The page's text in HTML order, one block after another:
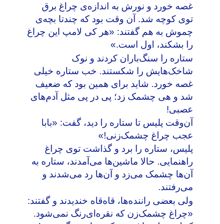
غصه خورد و نورش به اندازه‌ی چراغ برق
توی کوچه شد. آن وقت بود که چندتا بچه‌ی
چموش به هم گفتند: «هر کی لامپ این چراغ
را بشکند، اول است.»
ستاره را سنگ‌باران کردند و نوک
شاخک‌هایش را شکستند. خب ستاره خیلی
غصه خورد. شاید برای همین بود که ضعیف
شد و هی چشمک زد؛ پی در پی مثل آدم‌های
عصبی‌!
آن‌وقت پلیس تا ستاره را دید، گفت: «بابا
عجب چراغ چشمک‌زنی!»
پلیس، ستاره را برد و گذاشت توی چراغ
راهنمایی. حالا ماشین‌ها می‌آمدند، ستاره به
آن‌ها چشمک می‌زد و آن‌ها رد می‌شدند و
می‌رفتند.
ولی بعضی راننده‌ها، قاه‌قاه خندیدند و گفتند:
«چراغ چشمک‌زن که نقره‌ای‌رنگ نمی‌شود.